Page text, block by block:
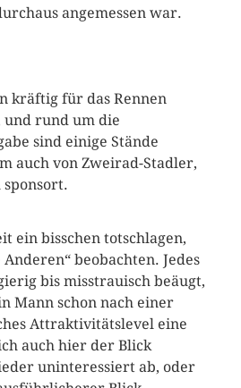
angemessen war.
kräftig für das Rennen
und rund um die
sind einige Stände
auch von Zweirad-Stadler,
sponsort.
ein bisschen totschlagen,
beobachten. Jedes
bis misstrauisch beäugt,
Mann schon nach einer
Attraktivitätslevel eine
auch hier der Blick
uninteressiert ab, oder